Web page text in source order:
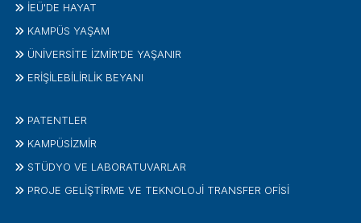
İEÜ'DE HAYAT
KAMPÜS YAŞAM
ÜNİVERSİTE İZMİR'DE YAŞANIR
ERİŞİLEBİLİRLİK BEYANI
PATENTLER
KAMPÜSİZMIR
STÜDYO VE LABORATUVARLAR
PROJE GELIŞTIRME VE TEKNOLOJI TRANSFER OFISI